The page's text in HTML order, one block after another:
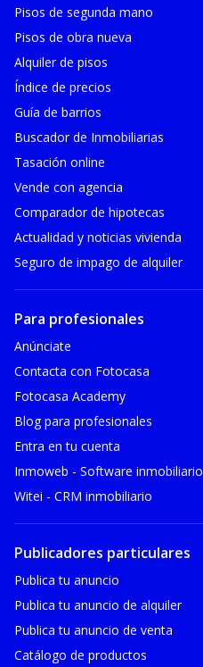
Pisos de segunda mano
Pisos de obra nueva
Alquiler de pisos
Índice de precios
Guía de barrios
Buscador de Inmobiliarias
Tasación online
Vende con agencia
Comparador de hipotecas
Actualidad y noticias vivienda
Seguro de impago de alquiler
Para profesionales
Anúnciate
Contacta con Fotocasa
Fotocasa Academy
Blog para profesionales
Entra en tu cuenta
Inmoweb - Software inmobiliario
Witei - CRM inmobiliario
Publicadores particulares
Publica tu anuncio
Publica tu anuncio de alquiler
Publica tu anuncio de venta
Catálogo de productos